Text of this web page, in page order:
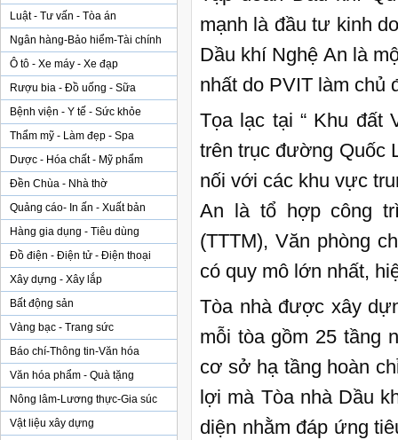
Luật - Tư vấn - Tòa án
Ngân hàng-Bảo hiểm-Tài chính
Ô tô - Xe máy - Xe đạp
Rượu bia - Đồ uống - Sữa
Bệnh viện - Y tế - Sức khỏe
Thẩm mỹ - Làm đẹp - Spa
Dược - Hóa chất - Mỹ phẩm
Đền Chùa - Nhà thờ
Quảng cáo- In ấn - Xuất bản
Hàng gia dụng - Tiêu dùng
Đồ điện - Điện tử - Điện thoại
Xây dựng - Xây lắp
Bất động sản
Vàng bạc - Trang sức
Báo chí-Thông tin-Văn hóa
Văn hóa phẩm - Quà tặng
Nông lâm-Lương thực-Gia súc
Vật liệu xây dựng
mạnh là đầu tư kinh
Dầu khí Nghệ An là
nhất do PVIT làm chủ
Tọa lạc tại “ Khu đất
trên trục đường Quốc
nối với các khu vực
An là tổ hợp công
(TTTM), Văn phòng
có quy mô lớn nhất,
Tòa nhà được xây
mỗi tòa gồm 25 tầng
cơ sở hạ tầng hoàn
lợi mà Tòa nhà Dầu
diện nhằm đáp ứng